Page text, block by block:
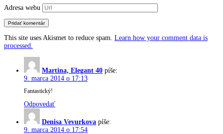
Adresa webu
This site uses Akismet to reduce spam. Learn how your comment data is
processed.
Martina, Elegant 40 píše:
9. marca 2014 o 17:13
Fantastický!
Odpovedať
Denisa Vevurkova píše:
9. marca 2014 o 17:54